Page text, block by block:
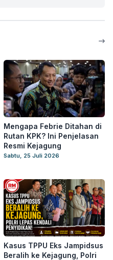
Mengapa Febrie Ditahan di
Rutan KPK? Ini Penjelasan
Resmi Kejagung
Sabtu, 25 Juli 2026
Kasus TPPU Eks Jampidsus
Beralih ke Kejagung, Polri